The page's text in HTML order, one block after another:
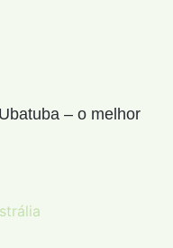
– o melhor